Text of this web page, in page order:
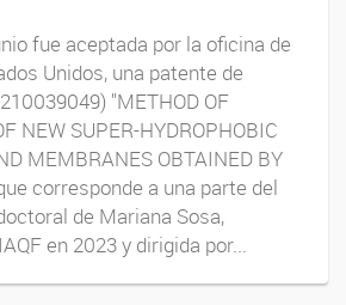
fue aceptada por la oficina de
Unidos, una patente de
"METHOD OF
NEW SUPER-HYDROPHOBIC
MEMBRANES OBTAINED BY
corresponde a una parte del
de Mariana Sosa,
en 2023 y dirigida por...